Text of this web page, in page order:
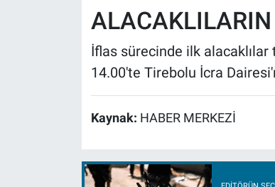
İflas sürecinde ilk alacaklılar
14.00'te Tirebolu İcra
Kaynak: HABER MERKEZİ